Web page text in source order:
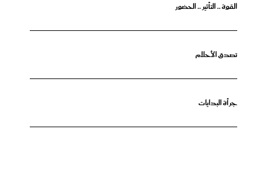
القوة .. التأثير .. الحضور
تصدق الأحلام
جرأة البدايات